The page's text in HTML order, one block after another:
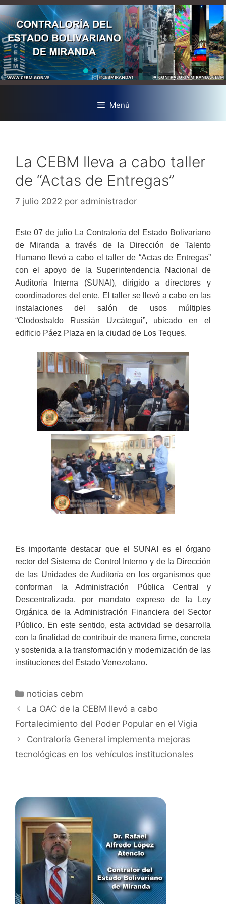
Menú
La CEBM lleva a cabo taller
de “Actas de Entregas”
7 julio 2022 por administrador
Este 07 de julio La Contraloría del Estado Bolivariano
de Miranda a través de la Dirección de Talento
Humano llevó a cabo el taller de “Actas de Entregas”
con el apoyo de la Superintendencia Nacional de
Auditoría Interna (SUNAI), dirigido a directores y
coordinadores del ente. El taller se llevó a cabo en las
instalaciones del salón de usos múltiples
“Clodosbaldo Russián Uzcátegui”, ubicado en el
edificio Páez Plaza en la ciudad de Los Teques.
Es importante destacar que el SUNAI es el órgano
rector del Sistema de Control Interno y de la Dirección
de las Unidades de Auditoría en los organismos que
conforman la Administración Pública Central y
Descentralizada, por mandato expreso de la Ley
Orgánica de la Administración Financiera del Sector
Público. En este sentido, esta actividad se desarrolla
con la finalidad de contribuir de manera firme, concreta
y sostenida a la transformación y modernización de las
instituciones del Estado Venezolano.
noticias cebm
La OAC de la CEBM llevó a cabo
Fortalecimiento del Poder Popular en el Vigia
Contraloría General implementa mejoras
tecnológicas en los vehículos institucionales